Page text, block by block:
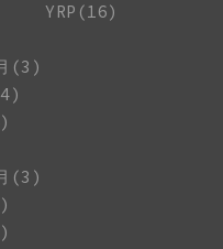
(3)
(3)
YRP(16)